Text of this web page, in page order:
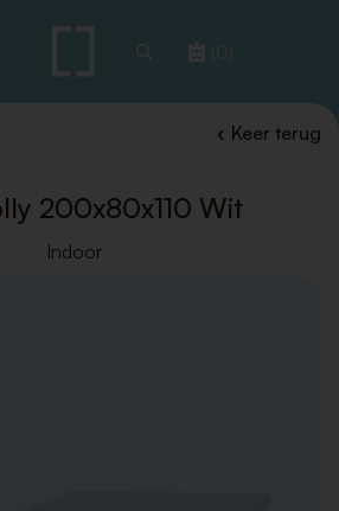
(0)
Keer terug
200x80x110 Wit
Indoor